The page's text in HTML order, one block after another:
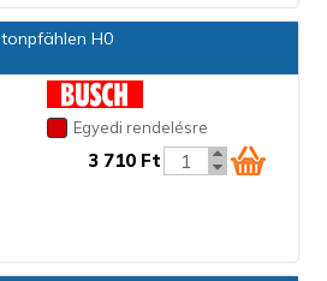
H0
Egyedi rendelésre
3 710 Ft